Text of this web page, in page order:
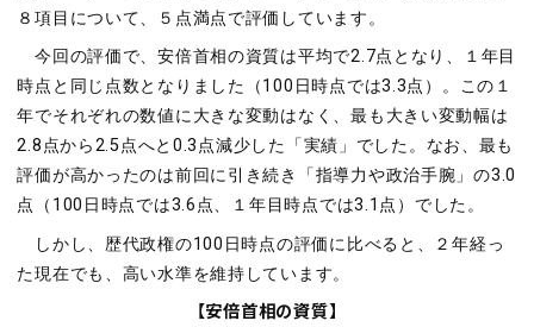
８項目について、５点満点で評価しています。
今回の評価で、安倍首相の資質は平均で2.7点となり、１年目
時点と同じ点数となりました（100日時点では3.3点）。この１
年でそれぞれの数値に大きな変動はなく、最も大きい変動幅は
2.8点から2.5点へと0.3点減少した「実績」でした。なお、最も
評価が高かったのは前回に引き続き「指導力や政治手腕」の3.0
点（100日時点では3.6点、１年目時点では3.1点）でした。
しかし、歴代政権の100日時点の評価に比べると、２年経っ
た現在でも、高い水準を維持しています。
【安倍首相の資質】